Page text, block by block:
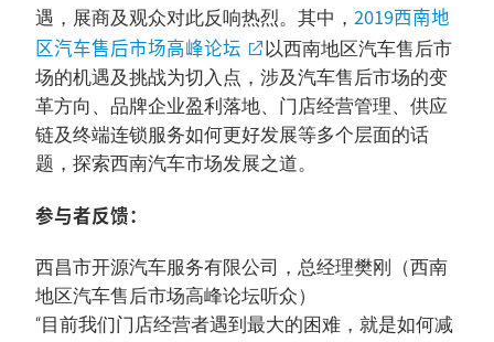
遇，展商及观众对此反响热烈。其中， 2019西南地
区汽车售后市场高峰论坛
以西南地区汽车售后市
场的机遇及挑战为切入点，涉及汽车售后市场的变
革方向、品牌企业盈利落地、门店经营管理、供应
链及终端连锁服务如何更好发展等多个层面的话
题，探索西南汽车市场发展之道。
参与者反馈：
西昌市开源汽车服务有限公司，总经理樊刚（西南
地区汽车售后市场高峰论坛听众）
“目前我们门店经营者遇到最大的困难，就是如何减